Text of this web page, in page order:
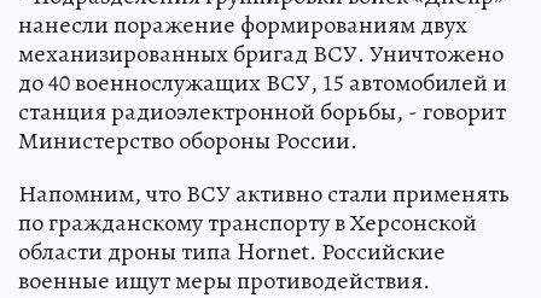
нанесли поражение формированиям двух
механизированных бригад ВСУ. Уничтожено
до 40 военнослужащих ВСУ, 15 автомобилей и
станция радиоэлектронной борьбы, - говорит
Министерство обороны России.
Напомним, что ВСУ активно стали применять
по гражданскому транспорту в Херсонской
области дроны типа Hornet. Российские
военные ищут меры противодействия.